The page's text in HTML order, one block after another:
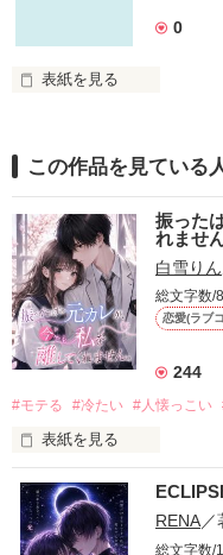
0
表紙を見る
この作品を見ている
振った
れませ
白雪りん
総文字数/
恋愛(ラブ
244
#モテる #冷たい #人懐っこい
表紙を見る
「好きだったから、別れ
モテる人を好きになるの
だから私は、中学時代に
RENA／
総文字数/